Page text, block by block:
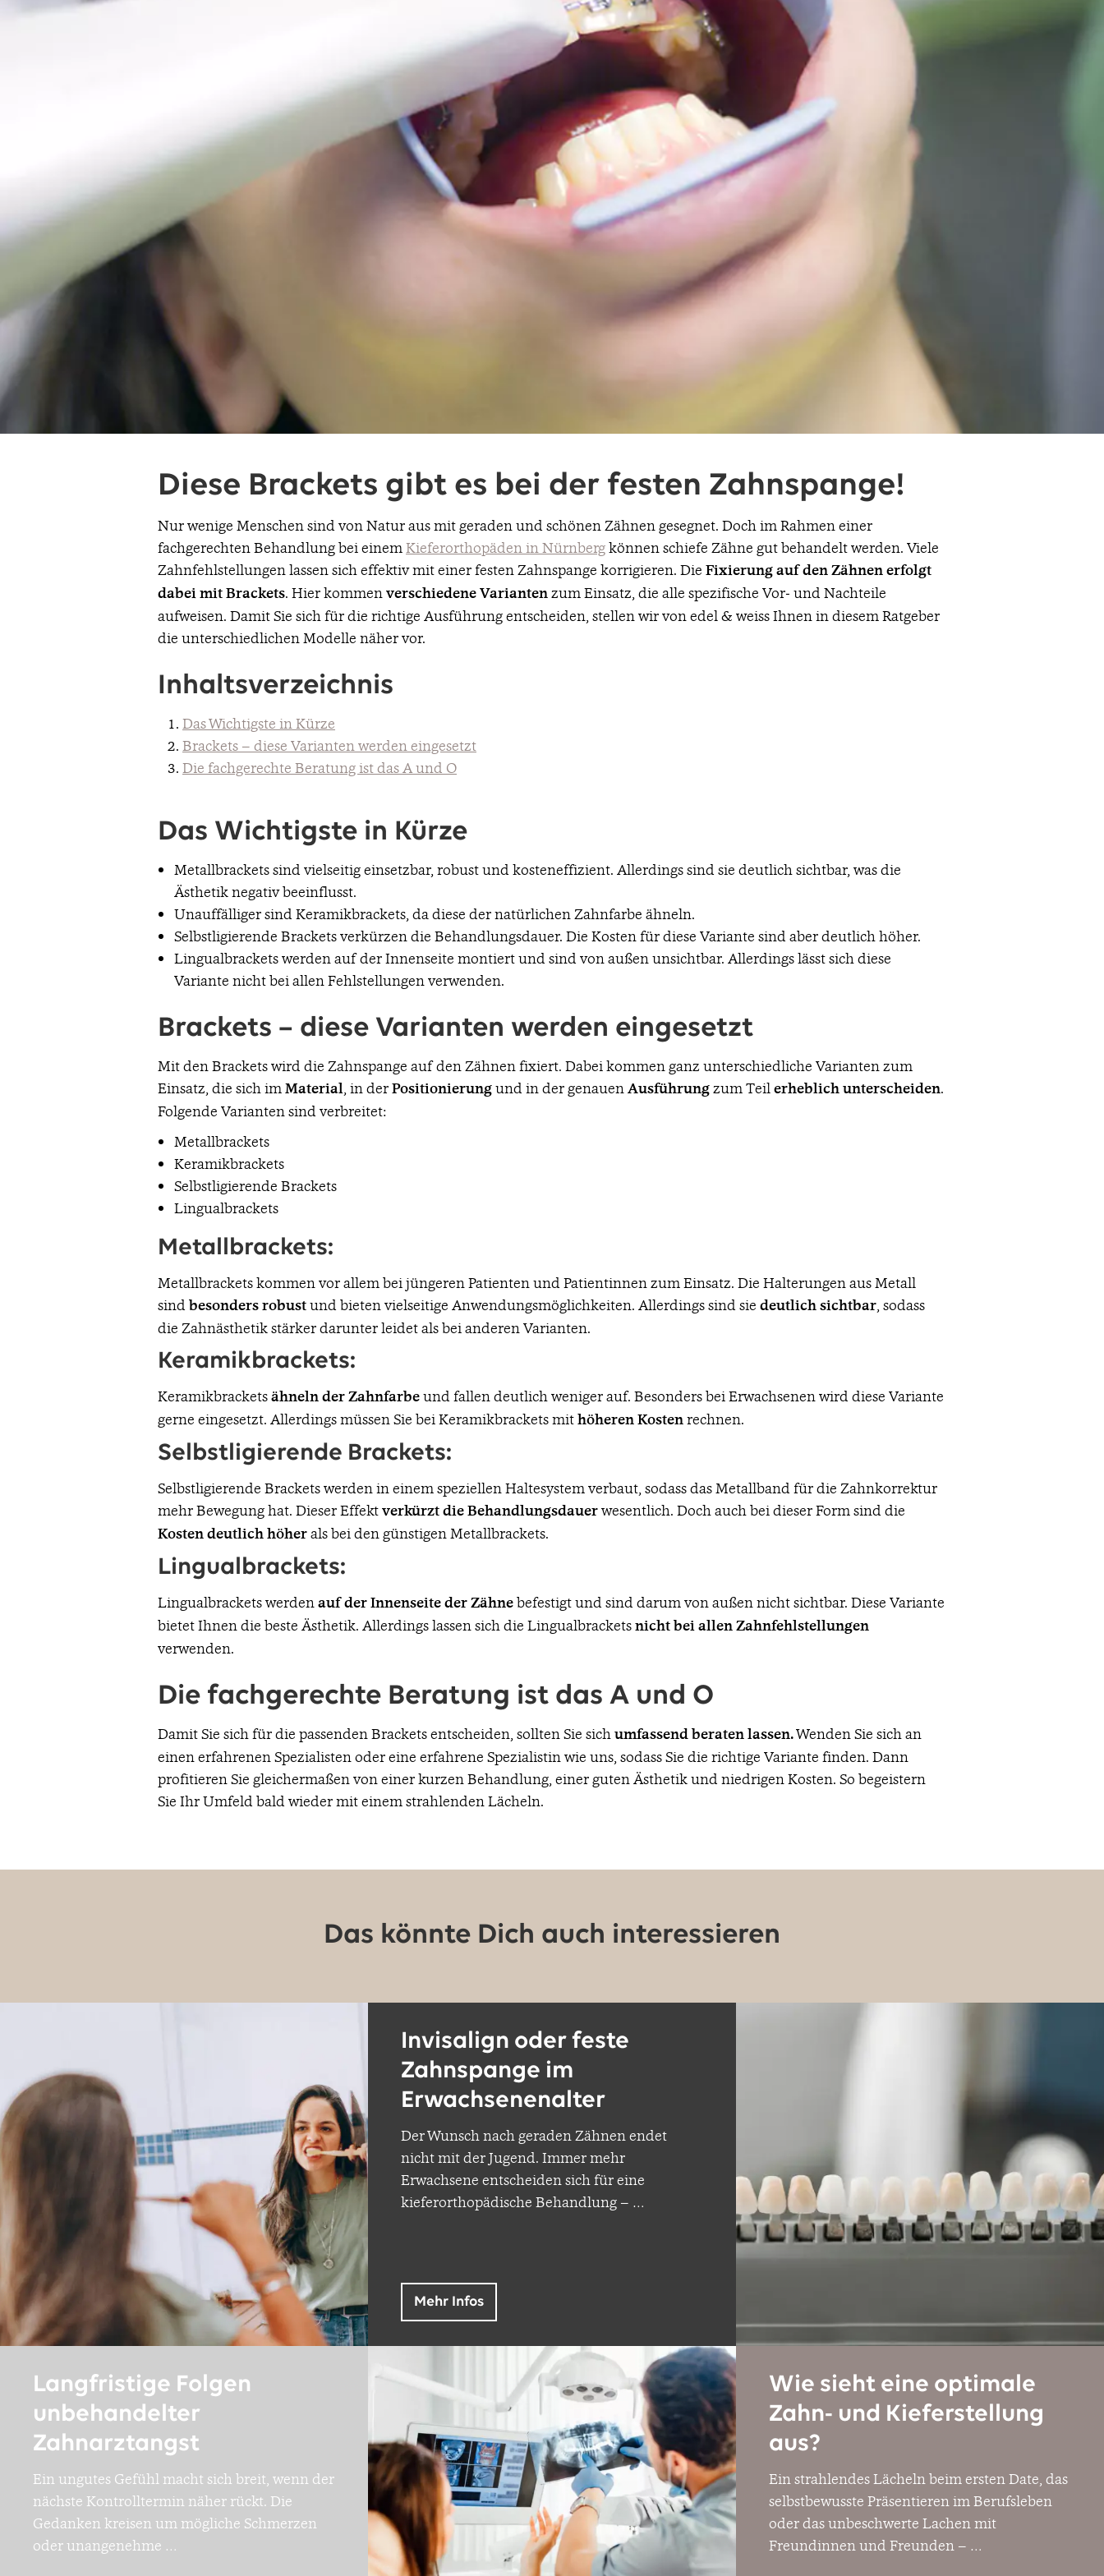
Diese Brackets gibt es bei der festen Zahnspange!
Nur wenige Menschen sind von Natur aus mit geraden und schönen Zähnen gesegnet. Doch im Rahmen einer
fachgerechten Behandlung bei einemKieferorthopäden in Nürnbergkönnen schiefe Zähne gut behandelt werden. Viele
Zahnfehlstellungen lassen sich effektiv mit einer festen Zahnspange korrigieren. Die Fixierung auf den Zähnen erfolgt
dabei mit Brackets. Hier kommenverschiedene Variantenzum Einsatz, die alle spezifische Vor- und Nachteile
aufweisen. Damit Sie sich für die richtige Ausführung entscheiden, stellen wir von edel & weiss Ihnen in diesem Ratgeber
die unterschiedlichen Modelle näher vor.
Inhaltsverzeichnis
Das Wichtigste in Kürze
Brackets – diese Varianten werden eingesetzt
Die fachgerechte Beratung ist das A und O
Das Wichtigste in Kürze
Metallbrackets sind vielseitig einsetzbar, robust und kosteneffizient. Allerdings sind sie deutlich sichtbar, was die
Ästhetik negativ beeinflusst.
Unauffälliger sind Keramikbrackets, da diese der natürlichen Zahnfarbe ähneln.
Selbstligierende Brackets verkürzen die Behandlungsdauer. Die Kosten für diese Variante sind aber deutlich höher.
Lingualbrackets werden auf der Innenseite montiert und sind von außen unsichtbar. Allerdings lässt sich diese
Variante nicht bei allen Fehlstellungen verwenden.
Brackets – diese Varianten werden eingesetzt
Mit den Brackets wird die Zahnspange auf den Zähnen fixiert. Dabei kommen ganz unterschiedliche Varianten zum
Einsatz, die sich imMaterial, in derPositionierungund in der genauenAusführungzum Teilerheblich unterscheiden.
Folgende Varianten sind verbreitet:
Metallbrackets
Keramikbrackets
Selbstligierende Brackets
Lingualbrackets
Metallbrackets:
Metallbrackets kommen vor allem bei jüngeren Patienten und Patientinnen zum Einsatz. Die Halterungen aus Metall
sindbesonders robustund bieten vielseitige Anwendungsmöglichkeiten. Allerdings sind sie deutlich sichtbar, sodass
die Zahnästhetik stärker darunter leidet als bei anderen Varianten.
Keramikbrackets:
Keramikbracketsähneln der Zahnfarbeund fallen deutlich weniger auf. Besonders bei Erwachsenen wird diese Variante
gerne eingesetzt. Allerdings müssen Sie bei Keramikbrackets mithöheren Kostenrechnen.
Selbstligierende Brackets:
Selbstligierende Brackets werden in einem speziellen Haltesystem verbaut, sodass das Metallband für die Zahnkorrektur
mehr Bewegung hat. Dieser Effektverkürzt die Behandlungsdauerwesentlich. Doch auch bei dieser Form sind die
Kosten deutlich höherals bei den günstigen Metallbrackets.
Lingualbrackets:
Lingualbrackets werdenauf der Innenseite der Zähnebefestigt und sind darum von außen nicht sichtbar. Diese Variante
bietet Ihnen die beste Ästhetik. Allerdings lassen sich die Lingualbracketsnicht bei allen Zahnfehlstellungen
verwenden.
Die fachgerechte Beratung ist das A und O
Damit Sie sich für die passenden Brackets entscheiden, sollten Sie sichumfassend beraten lassen.Wenden Sie sich an
einen erfahrenen Spezialisten oder eine erfahrene Spezialistin wie uns, sodass Sie die richtige Variante finden. Dann
profitieren Sie gleichermaßen von einer kurzen Behandlung, einer guten Ästhetik und niedrigen Kosten. So begeistern
Sie Ihr Umfeld bald wieder mit einem strahlenden Lächeln.
Das könnte Dich auch interessieren
Heilung eines
Zahnimplantats aktiv
Invisalign oder feste
Zahnspange im
Erwachsenenalter
Der Wunsch nach geraden Zähnen endet
nicht mit der Jugend. Immer mehr
Erwachsene entscheiden sich für eine
kieferorthopädische Behandlung – …
Mehr Infos
…
Langfristige Folgen
unbehandelter
Zahnarztangst
Ein ungutes Gefühl macht sich breit, wenn der
nächste Kontrolltermin näher rückt. Die
Gedanken kreisen um mögliche Schmerzen
oder unangenehme …
Oralchirurgie vs.
Kieferchirurgie:
Unterschiede
Wie sieht eine optimale
Zahn- und Kieferstellung
aus?
Ein strahlendes Lächeln beim ersten Date, das
selbstbewusste Präsentieren im Berufsleben
oder das unbeschwerte Lachen mit
Freundinnen und Freunden – …